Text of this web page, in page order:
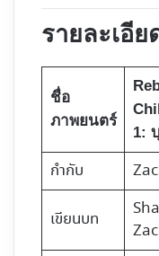
รายละเอีย
ชื่อ
ภาพยนตร์
1:
กำกับ
เขียนบท